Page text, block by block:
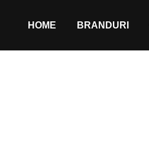
HOME BRANDURI